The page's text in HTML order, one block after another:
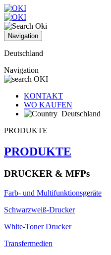
Navigation
Deutschland
Navigation
KONTAKT
WO KAUFEN
Deutschland
PRODUKTE
PRODUKTE
DRUCKER & MFPs
Farb- und Multifunktionsgeräte
Schwarzweiß-Drucker
White-Toner Drucker
Transfermedien